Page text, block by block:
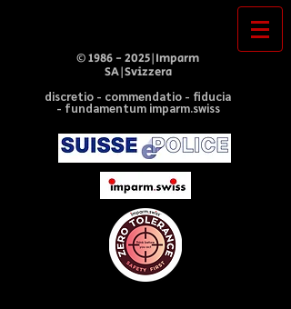
©1986 - 2025|Imparm
SA|Svizzera
discretio - commendatio - fiducia
- fundamentum imparm.swiss